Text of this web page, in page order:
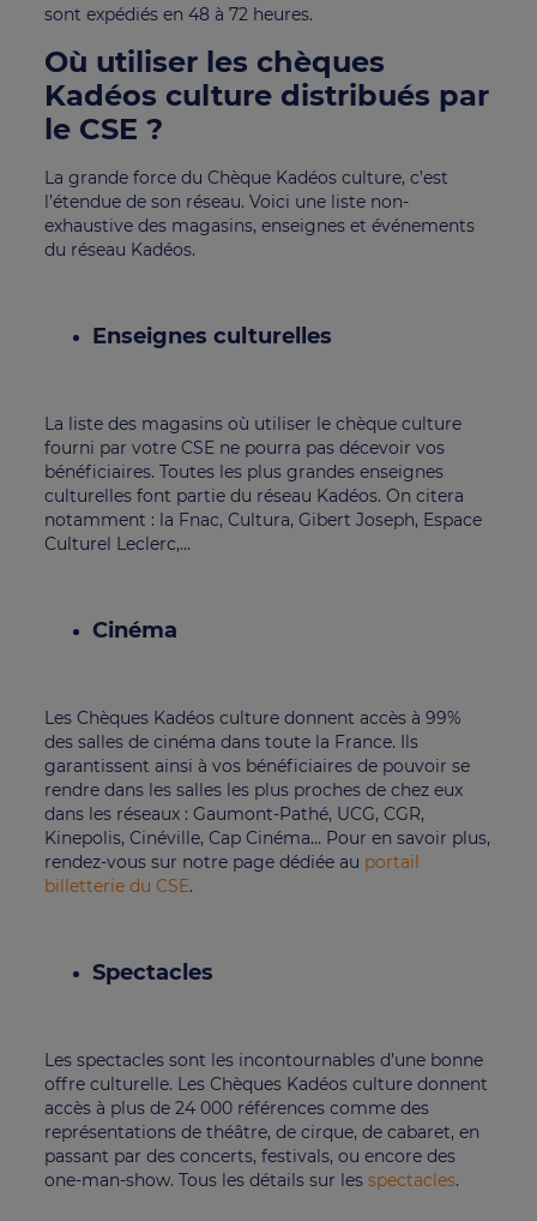
sont expédiés en 48 à 72 heures.
Où utiliser les chèques
Kadéos culture distribués par
le CSE ?
La grande force du Chèque Kadéos culture, c’est
l’étendue de son réseau. Voici une liste non-
exhaustive des magasins, enseignes et événements
du réseau Kadéos.
Enseignes culturelles
La liste des magasins où utiliser le chèque culture
fourni par votre CSE ne pourra pas décevoir vos
bénéficiaires. Toutes les plus grandes enseignes
culturelles font partie du réseau Kadéos. On citera
notamment : la Fnac, Cultura, Gibert Joseph, Espace
Culturel Leclerc,...
Cinéma
Les Chèques Kadéos culture donnent accès à 99%
des salles de cinéma dans toute la France. Ils
garantissent ainsi à vos bénéficiaires de pouvoir se
rendre dans les salles les plus proches de chez eux
dans les réseaux : Gaumont-Pathé, UCG, CGR,
Kinepolis, Cinéville, Cap Cinéma… Pour en savoir plus,
rendez-vous sur notre page dédiée au portail
billetterie du CSE.
Spectacles
Les spectacles sont les incontournables d’une bonne
offre culturelle. Les Chèques Kadéos culture donnent
accès à plus de 24 000 références comme des
représentations de théâtre, de cirque, de cabaret, en
passant par des concerts, festivals, ou encore des
one-man-show.Tous les détails sur lesspectacles.